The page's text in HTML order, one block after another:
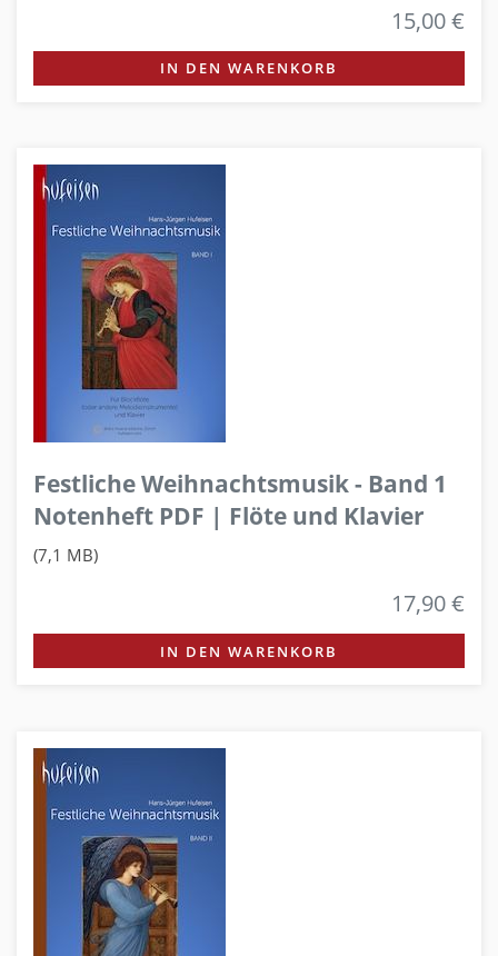
15,00 €
IN DEN WARENKORB
Festliche Weihnachtsmusik - Band 1
Notenheft PDF | Flöte und Klavier
(7,1 MB)
17,90 €
IN DEN WARENKORB